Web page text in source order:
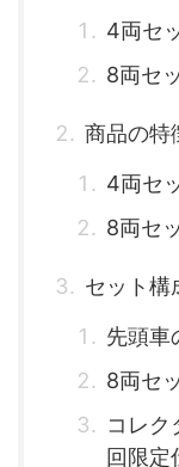
4両セ
8両セ
商品の特
4両セ
8両セ
セット構
先頭車
8両セ
コレク
回限定